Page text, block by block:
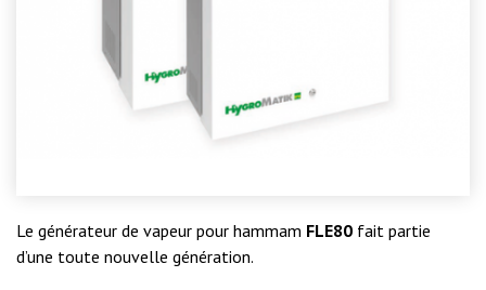
Le générateur de vapeur pour hammam FLE80 fait partie
d’une toute nouvelle génération.